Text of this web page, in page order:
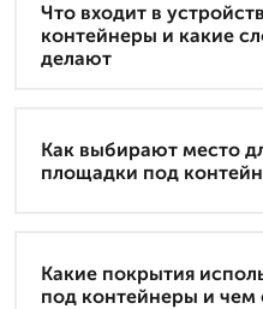
Что входит в
контейнеры и какие
делают
Как выбирают место
площадки под
Какие покрытия
под контейнеры и чем